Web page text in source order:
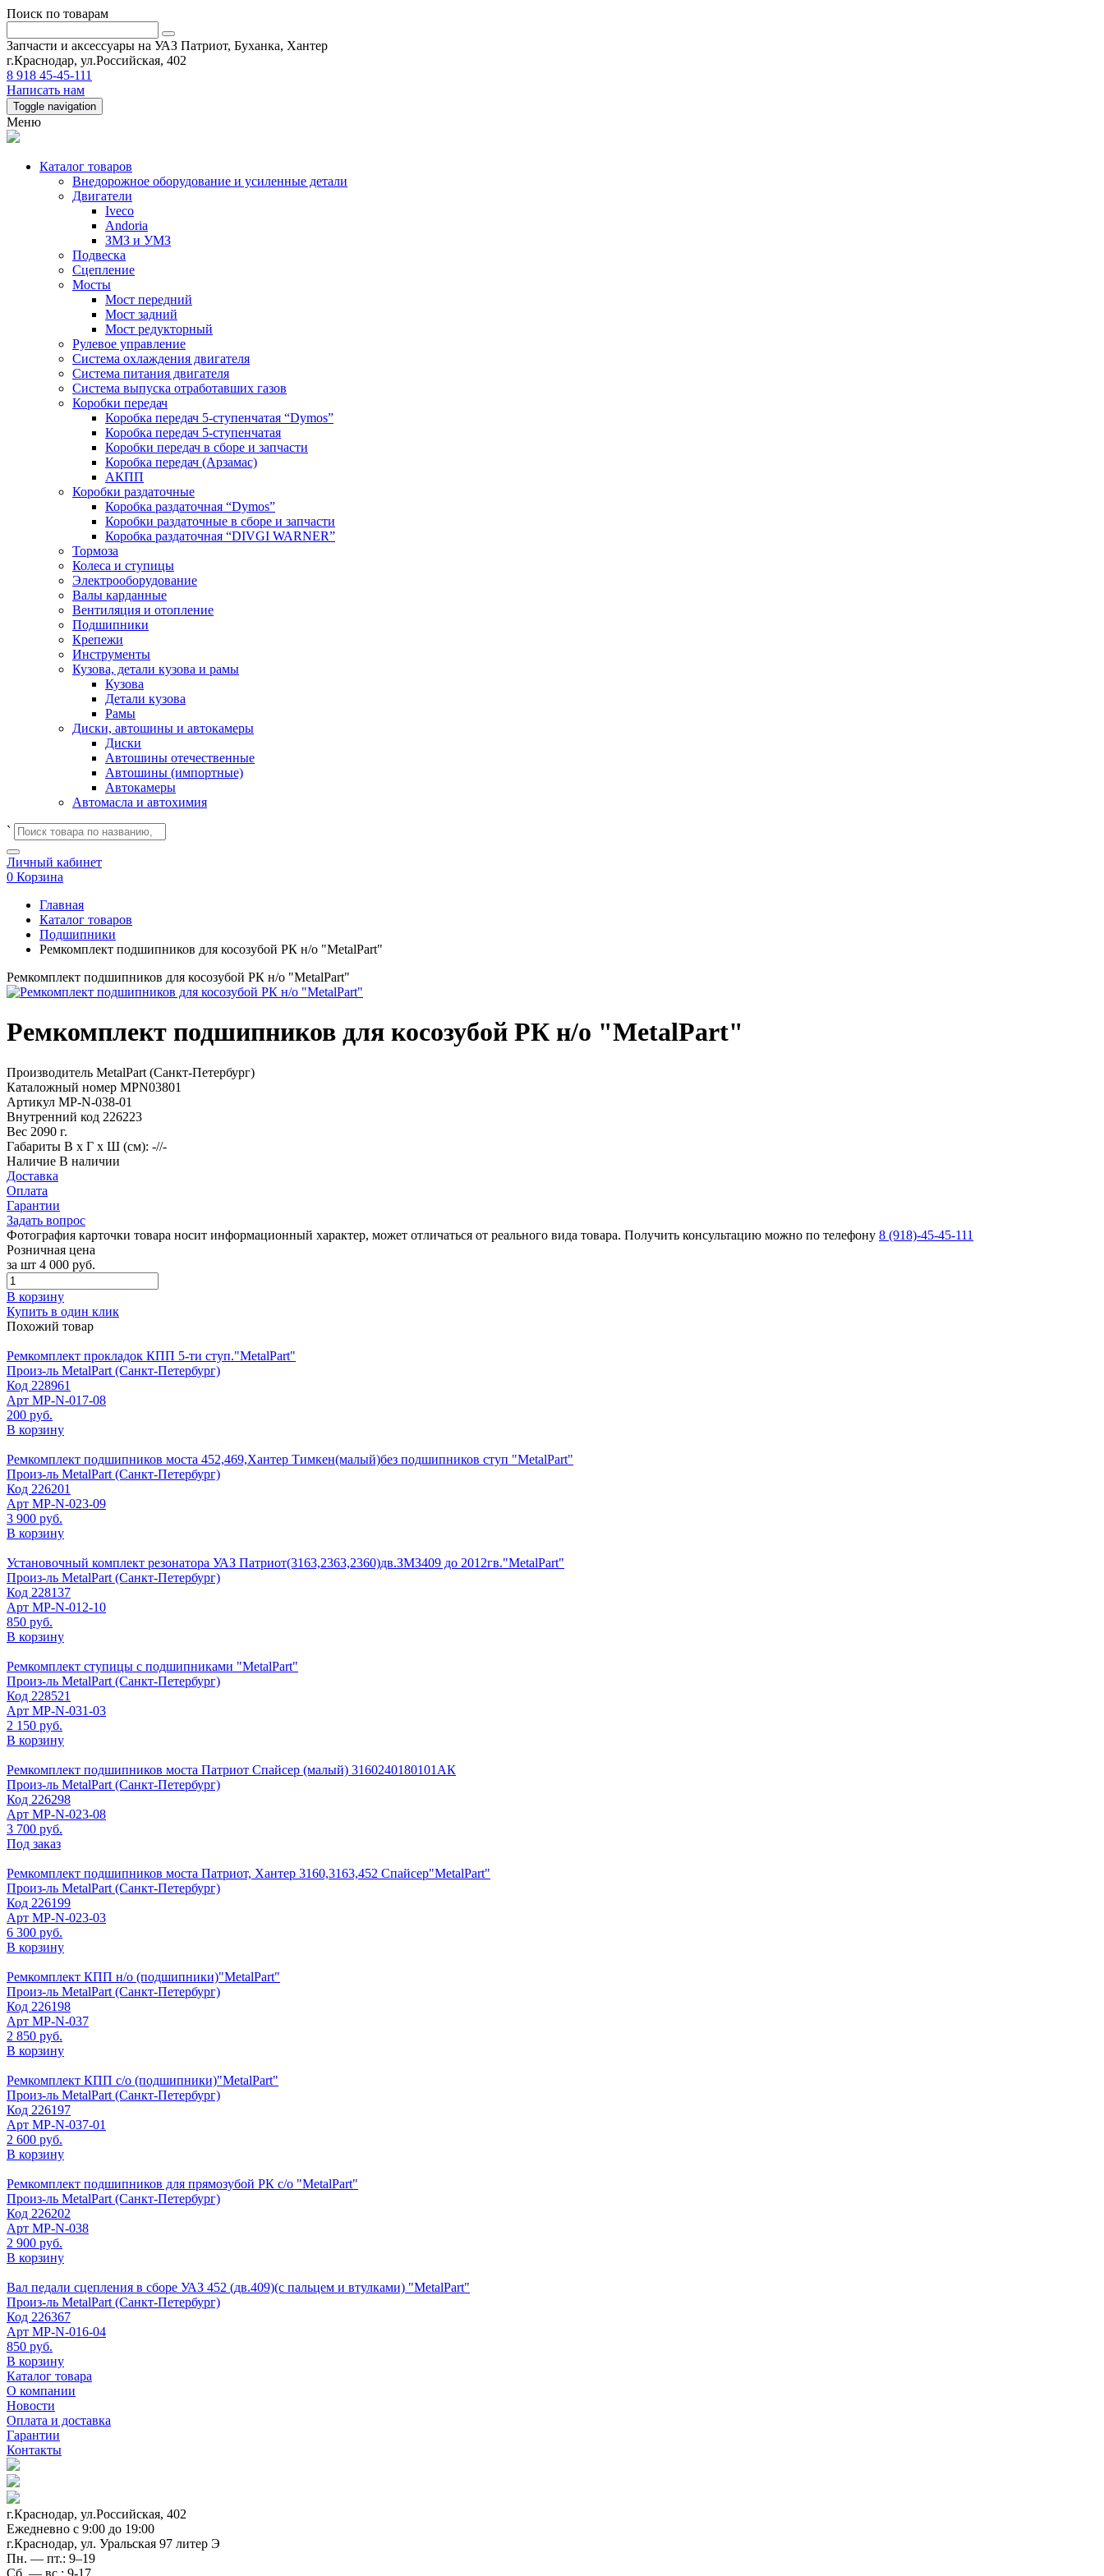
Поиск по товарам
Запчасти и аксессуары на УАЗ Патриот, Буханка, Хантер
г.Краснодар, ул.Российская, 402
8 918 45-45-111
Написать нам
Toggle navigation
Меню
Каталог товаров
Внедорожное оборудование и усиленные детали
Двигатели
Iveco
Andoria
ЗМЗ и УМЗ
Подвеска
Сцепление
Мосты
Мост передний
Мост задний
Мост редукторный
Рулевое управление
Система охлаждения двигателя
Система питания двигателя
Система выпуска отработавших газов
Коробки передач
Коробка передач 5-ступенчатая “Dymos”
Коробка передач 5-ступенчатая
Коробки передач в сборе и запчасти
Коробка передач (Арзамас)
АКПП
Коробки раздаточные
Коробка раздаточная “Dymos”
Коробки раздаточные в сборе и запчасти
Коробка раздаточная “DIVGI WARNER”
Тормоза
Колеса и ступицы
Электрооборудование
Валы карданные
Вентиляция и отопление
Подшипники
Крепежи
Инструменты
Кузова, детали кузова и рамы
Кузова
Детали кузова
Рамы
Диски, автошины и автокамеры
Диски
Автошины отечественные
Автошины (импортные)
Автокамеры
Автомасла и автохимия
`
Личный кабинет
0 Корзина
Главная
Каталог товаров
Подшипники
Ремкомплект подшипников для косозубой РК н/о "MetalPart"
Ремкомплект подшипников для косозубой РК н/о "MetalPart"
Ремкомплект подшипников для косозубой РК н/о "MetalPart"
Производитель MetalPart (Санкт-Петербург)
Каталожный номер МРN03801
Артикул МР-N-038-01
Внутренний код 226223
Вес 2090 г.
Габариты В х Г х Ш (см): -//-
Наличие В наличии
Доставка
Оплата
Гарантии
Задать вопрос
Фотография карточки товара носит информационный характер, может отличаться от реального вида товара. Получить консультацию можно по телефону 8 (918)-45-45-111
Розничная цена
за шт 4 000 руб.
В корзину
Купить в один клик
Похожий товар
Ремкомплект прокладок КПП 5-ти ступ."MetalPart"
Произ-ль MetalPart (Санкт-Петербург)
Код 228961
Арт МР-N-017-08
200 руб.
В корзину
Ремкомплект подшипников моста 452,469,Хантер Тимкен(малый)без подшипников ступ "MetalPart"
Произ-ль MetalPart (Санкт-Петербург)
Код 226201
Арт МР-N-023-09
3 900 руб.
В корзину
Установочный комплект резонатора УАЗ Патриот(3163,2363,2360)дв.ЗМЗ409 до 2012гв."MetalPart"
Произ-ль MetalPart (Санкт-Петербург)
Код 228137
Арт МР-N-012-10
850 руб.
В корзину
Ремкомплект ступицы с подшипниками "MetalPart"
Произ-ль MetalPart (Санкт-Петербург)
Код 228521
Арт МР-N-031-03
2 150 руб.
В корзину
Ремкомплект подшипников моста Патриот Спайсер (малый) 3160240180101АК
Произ-ль MetalPart (Санкт-Петербург)
Код 226298
Арт МР-N-023-08
3 700 руб.
Под заказ
Ремкомплект подшипников моста Патриот, Хантер 3160,3163,452 Спайсер"MetalPart"
Произ-ль MetalPart (Санкт-Петербург)
Код 226199
Арт МР-N-023-03
6 300 руб.
В корзину
Ремкомплект КПП н/о (подшипники)"MetalPart"
Произ-ль MetalPart (Санкт-Петербург)
Код 226198
Арт МР-N-037
2 850 руб.
В корзину
Ремкомплект КПП с/о (подшипники)"MetalPart"
Произ-ль MetalPart (Санкт-Петербург)
Код 226197
Арт МР-N-037-01
2 600 руб.
В корзину
Ремкомплект подшипников для прямозубой РК с/о "MetalPart"
Произ-ль MetalPart (Санкт-Петербург)
Код 226202
Арт МР-N-038
2 900 руб.
В корзину
Вал педали сцепления в сборе УАЗ 452 (дв.409)(с пальцем и втулками) "MetalPart"
Произ-ль MetalPart (Санкт-Петербург)
Код 226367
Арт МР-N-016-04
850 руб.
В корзину
Каталог товара
О компании
Новости
Оплата и доставка
Гарантии
Контакты
г.Краснодар, ул.Российская, 402
Ежедневно c 9:00 до 19:00
г.Краснодар, ул. Уральская 97 литер Э
Пн. — пт.: 9–19
Сб. — вс.: 9-17